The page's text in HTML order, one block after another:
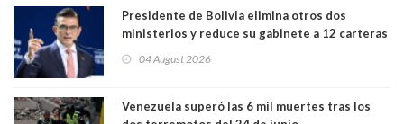
Presidente de Bolivia elimina otros dos
ministerios y reduce su gabinete a 12 carteras
04 August 2026
Venezuela superó las 6 mil muertes tras los